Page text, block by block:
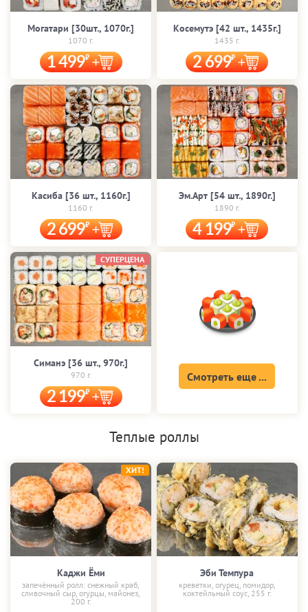
Могатари [30шт., 1070г.]
1070 г.
1 499
Косемутэ [42 шт., 1435г.]
1435 г.
2 699
Касиба [36 шт., 1160г.]
1160 г.
2 699
Эм.Арт [54 шт., 1890г.]
1890 г.
4 199
Симанэ [36 шт., 970г.]
970 г.
2 199
СУПЕРЦЕНА
Смотреть еще ...
Теплые роллы
Каджи Ёми
запечённый ролл: снежный краб,
сливочный сыр, огурцы, майонез,
200 г.
ХИТ!
Эби Темпура
креветки, огурец, помидор,
коктейльный соус, 255 г.